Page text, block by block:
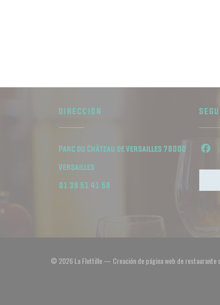
DIRECCIÓN
Parc du Château de Versailles 78000
Versailles((abre en una nueva ventana))
01 39 51 41 58
© 2026 La Flottille — Creación de página web de restaurante